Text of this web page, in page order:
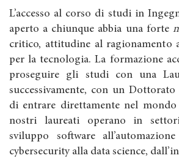
L’accesso al corso di studi in
aperto a chiunque abbia una forte
critico, attitudine al ragionamento
per la tecnologia. La formazione
proseguire gli studi con una
successivamente, con un
di entrare direttamente nel
nostri laureati operano in
sviluppo software
cybersecurity alla data science,